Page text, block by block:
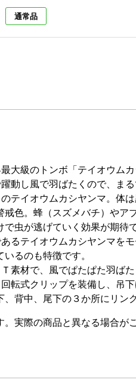
通常品
大級のトンボ「テイオウム
動し風で羽ばたくので、ま
テイオウムカシヤンマ。体
戒色。蜂（スズメバチ）やア
虫が逃げていく効果が期待
るテイオウムカシヤンマを
るのも特徴です。
素材で、風でぱたぱた羽ばた
転式クリップを装備し、吊
背中、尾下の３か所にリン
実際の商品と異なる場合が